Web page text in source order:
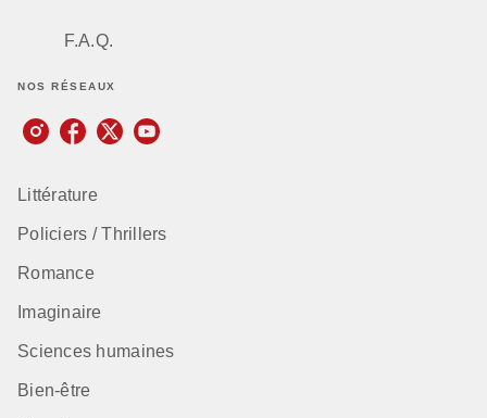
F.A.Q.
NOS RÉSEAUX
Littérature
Policiers / Thrillers
Romance
Imaginaire
Sciences humaines
Bien-être